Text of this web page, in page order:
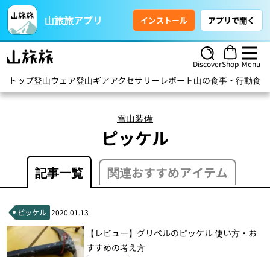
山旅旅アプリ インストール アプリで開く
DiscoverShop Menu
トップ登山ウェア登山ギアアクセサリー レポート山の食事・行動食
雪山装備
ピッケル
記事一覧 関連おすすめアイテム
ピッケル 2020.01.13
【レビュー】グリベルのピッケル 使い方・お
すすめの考え方